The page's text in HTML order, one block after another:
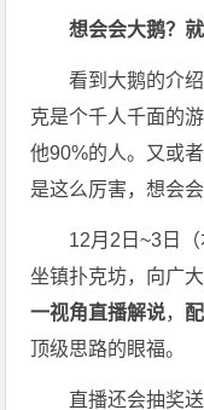
想会会大鹅？
看到大鹅的介
克是个千人千面的
他90%的人。又或
是这么厉害，想会
12月2日~3日
坐镇扑克坊，向广
一视角直播解说，
顶级思路的眼福。
直播还会抽奖